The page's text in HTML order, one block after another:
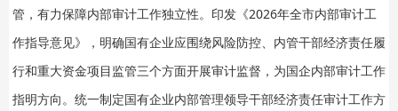
管，有力保障内部审计工作独立性。印发《2026年全市内部审计工
作指导意见》，明确国有企业应围绕风险防控、内管干部经济责任履
行和重大资金项目监管三个方面开展审计监督，为国企内部审计工作
指明方向。统一制定国有企业内部管理领导干部经济责任审计工作方